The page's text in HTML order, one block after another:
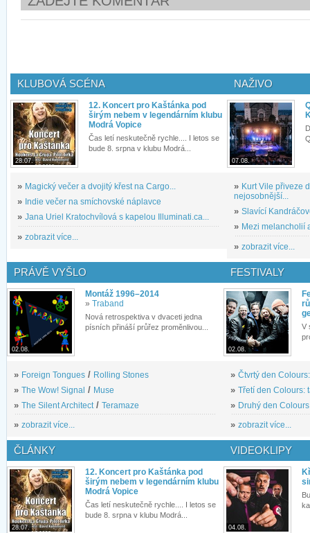
KLUBOVÁ SCÉNA
28.07.
12. Koncert pro Kaštánka pod
širým nebem v legendárním klubu
Modrá Vopice
Čas letí neskutečně rychle.... I letos se
bude 8. srpna v klubu Modrá...
» Magický večer a dvojitý křest na Cargo...
» Indie večer na smíchovské náplavce
» Jana Uriel Kratochvílová s kapelou Illuminati.ca...
» zobrazit více...
NAŽIVO
07.08.
» Kurt Vile přiveze
nejosobnější...
» Slavící
» Mezi melancholií
» zobrazit více...
PRÁVĚ VYŠLO
02.08.
Montáž 1996–2014
» Traband
Nová retrospektiva v dvaceti jedna
písních přináší průřez proměnlivou...
» Foreign Tongues / Rolling Stones
» The Wow! Signal / Muse
» The Silent Architect / Teramaze
» zobrazit více...
FESTIVALY
02.08.
V
» Čtvrtý den
» Třetí den Colours:
» Druhý den
» zobrazit více...
ČLÁNKY
28.07.
12. Koncert pro Kaštánka pod
širým nebem v legendárním klubu
Modrá Vopice
Čas letí neskutečně rychle.... I letos se
bude 8. srpna v klubu Modrá...
VIDEOKLIPY
04.08.